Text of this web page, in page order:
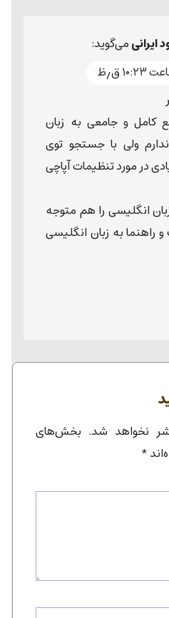
ایرانیمی‌گوید:
کامل و جامعی به زبان
ولی با جستجو توی
در مورد تنظیمات آپاچی
انگلیسی را هم متوجه
راهنما به زبان انگلیسی
نخواهد شد. بخش‌های
*